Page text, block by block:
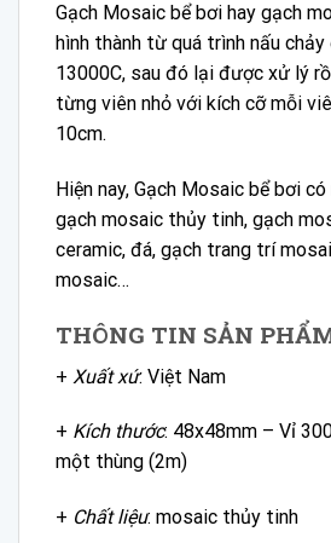
Gạch Mosaic bể bơi hay gạch
hình thành từ quá trình nấu
13000C, sau đó lại được xử lý
từng viên nhỏ với kích cỡ mỗi
10cm.
Hiện nay, Gạch Mosaic bể bơi
gạch mosaic thủy tinh, gạch
ceramic, đá, gạch trang trí
mosaic…
THÔNG TIN SẢN
+ Xuất xứ: Việt Nam
+ Kích thước: 48x48mm – Vỉ
một thùng (2m)
+ Chất liệu: mosaic thủy tinh